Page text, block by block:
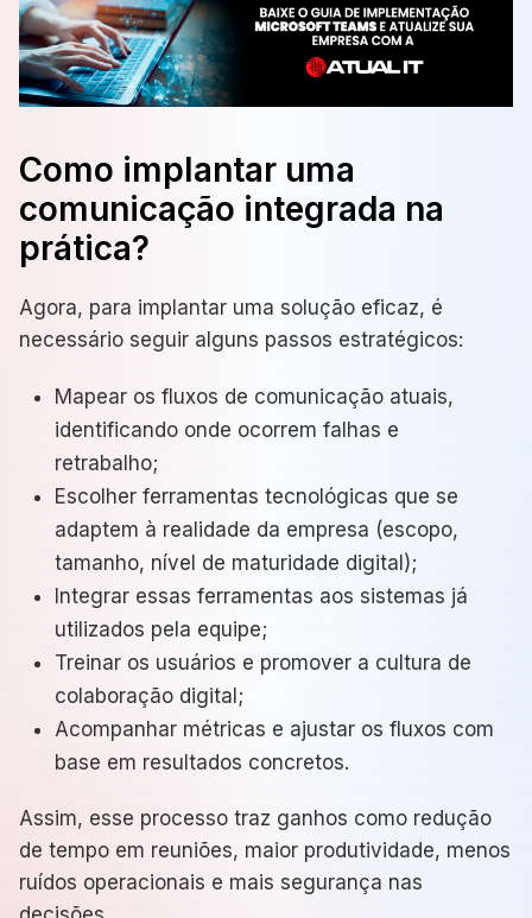
Como implantar uma
comunicação integrada na
prática?
Agora, para implantar uma solução eficaz, é
necessário seguir alguns passos estratégicos:
Mapear os fluxos de comunicação atuais,
identificando onde ocorrem falhas e
retrabalho;
Escolher ferramentas tecnológicas que se
adaptem à realidade da empresa (escopo,
tamanho, nível de maturidade digital);
Integrar essas ferramentas aos sistemas já
utilizados pela equipe;
Treinar os usuários e promover a cultura de
colaboração digital;
Acompanhar métricas e ajustar os fluxos com
base em resultados concretos.
Assim, esse processo traz ganhos como redução
de tempo em reuniões, maior produtividade, menos
ruídos operacionais e mais segurança nas